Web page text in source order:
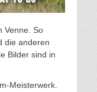
Venne. So
die anderen
Bilder sind in
Meisterwerk.